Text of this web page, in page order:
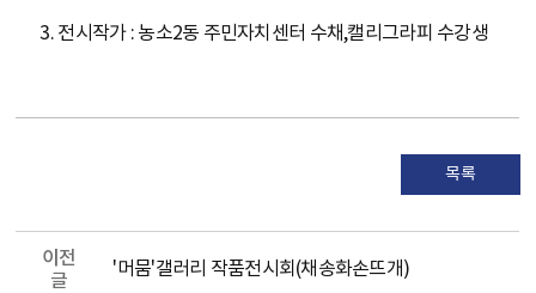
3. 전시작가 : 농소2동 주민자치센터 수채,캘리그라피 수강생
목록
이전
글
'머뭄'갤러리 작품전시회(채송화손뜨개)